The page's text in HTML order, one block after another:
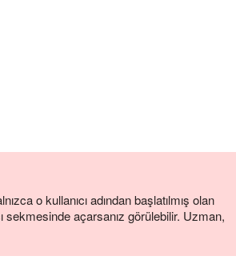
o kullanıcı adından başlatılmış olan
sekmesinde açarsanız görülebilir. Uzman,